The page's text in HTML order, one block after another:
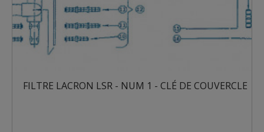
FILTRE LACRON LSR - NUM 1 - CLÉ DE COUVERCLE